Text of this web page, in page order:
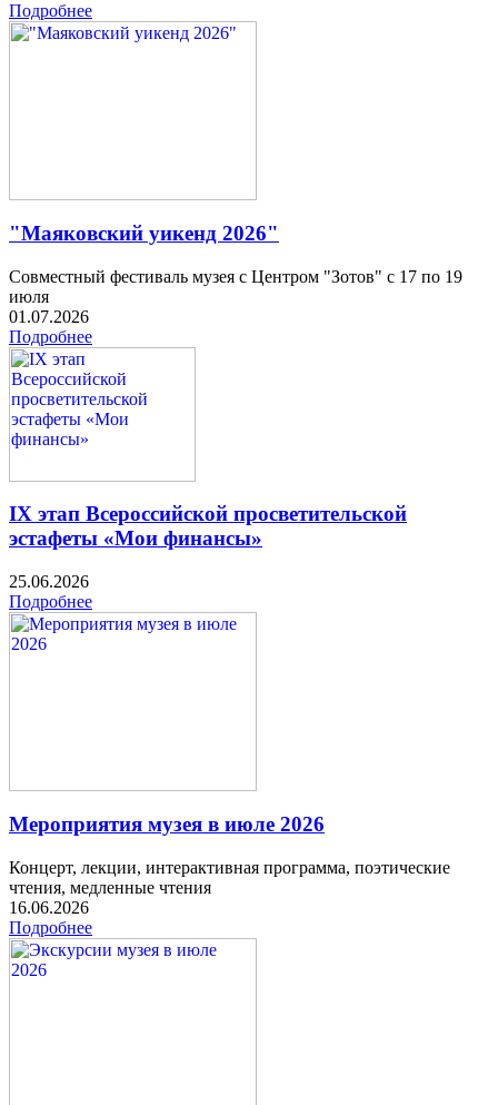
Подробнее
"Маяковский уикенд 2026"
Совместный фестиваль музея с Центром "Зотов" с 17 по 19
июля
01.07.2026
Подробнее
IX этап Всероссийской просветительской
эстафеты «Мои финансы»
25.06.2026
Подробнее
Мероприятия музея в июле 2026
Концерт, лекции, интерактивная программа, поэтические
чтения, медленные чтения
16.06.2026
Подробнее